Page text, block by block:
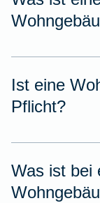
Ist eine
Pflicht?
Was ist bei